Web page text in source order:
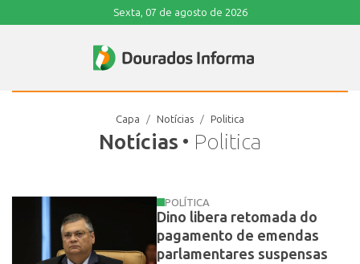
Sexta, 07 de agosto de 2026
Notícias • Politica
Capa Notícias Politica
POLÍTICA
Dino libera retomada do
pagamento de emendas
parlamentares suspensas